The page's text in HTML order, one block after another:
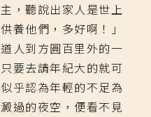
聽說出家人是世上
養他們，多好啊！」
人到方圓百里外的一
要去請年紀大的就可
乎認為年輕的不足為
過的夜空，便看不見